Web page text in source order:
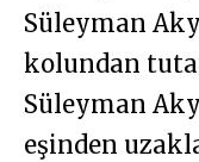
Süleyman
kolundan
Süleyman
eşinden